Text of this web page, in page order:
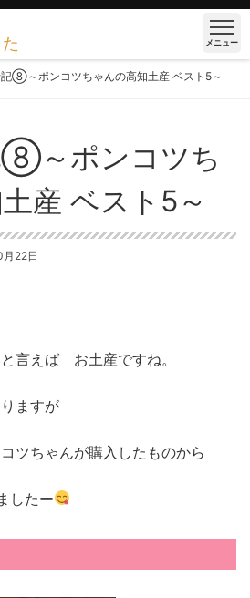
メニュー
⑧～ポンコツちゃんの高知土産 ベスト5～
⑧～ポンコツち
産 ベスト5～
22日
言えば お土産ですね。
ますが
ツちゃんが購入したものから
したー